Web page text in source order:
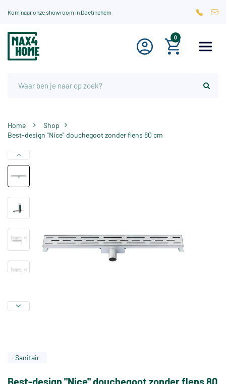
Kom naar onze showroom in Doetinchem
0
Home
Shop
Best-design "Nice" douchegoot zonder flens 80 cm
Sanitair